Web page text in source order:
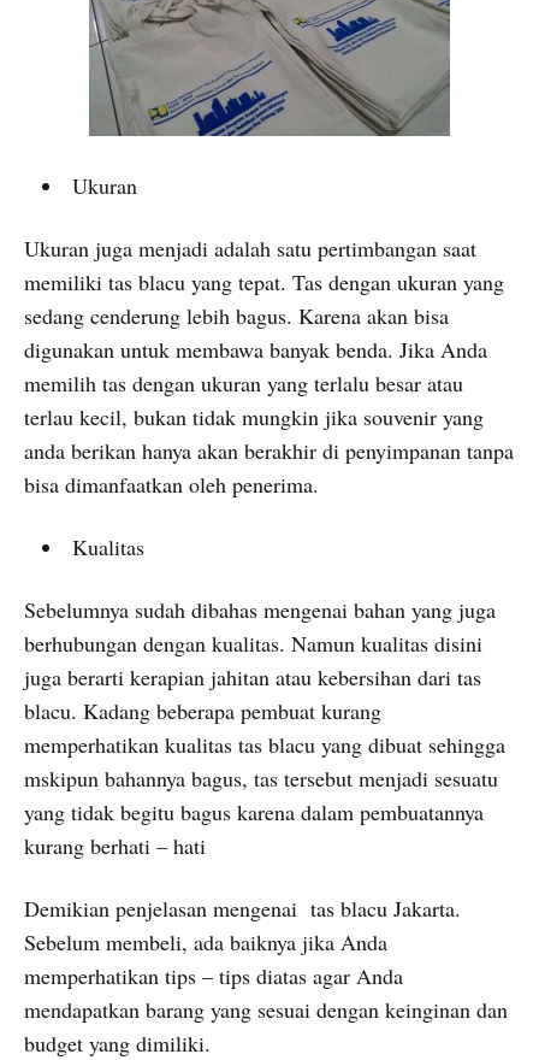
Ukuran
Ukuran juga menjadi adalah satu pertimbangan saat
memiliki tas blacu yang tepat. Tas dengan ukuran yang
sedang cenderung lebih bagus. Karena akan bisa
digunakan untuk membawa banyak benda. Jika Anda
memilih tas dengan ukuran yang terlalu besar atau
terlau kecil, bukan tidak mungkin jika souvenir yang
anda berikan hanya akan berakhir di penyimpanan tanpa
bisa dimanfaatkan oleh penerima.
Kualitas
Sebelumnya sudah dibahas mengenai bahan yang juga
berhubungan dengan kualitas. Namun kualitas disini
juga berarti kerapian jahitan atau kebersihan dari tas
blacu. Kadang beberapa pembuat kurang
memperhatikan kualitas tas blacu yang dibuat sehingga
mskipun bahannya bagus, tas tersebut menjadi sesuatu
yang tidak begitu bagus karena dalam pembuatannya
kurang berhati – hati
Demikian penjelasan mengenai tas blacu Jakarta.
Sebelum membeli, ada baiknya jika Anda
memperhatikan tips – tips diatas agar Anda
mendapatkan barang yang sesuai dengan keinginan dan
budget yang dimiliki.